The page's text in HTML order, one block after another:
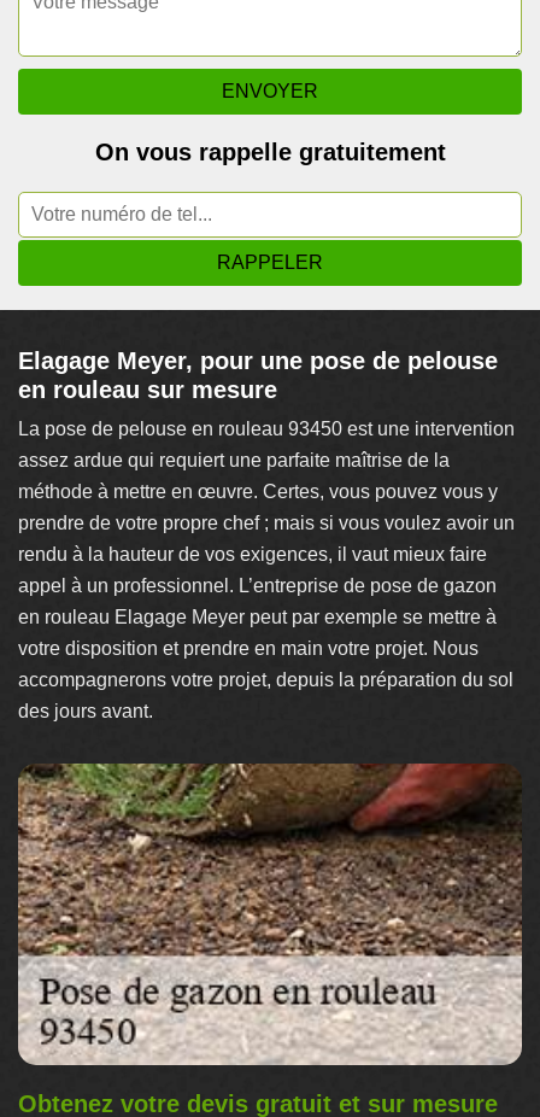
On vous rappelle gratuitement
Elagage Meyer, pour une pose de pelouse
en rouleau sur mesure
La pose de pelouse en rouleau 93450 est une intervention
assez ardue qui requiert une parfaite maîtrise de la
méthode à mettre en œuvre. Certes, vous pouvez vous y
prendre de votre propre chef ; mais si vous voulez avoir un
rendu à la hauteur de vos exigences, il vaut mieux faire
appel à un professionnel. L’entreprise de pose de gazon
en rouleau Elagage Meyer peut par exemple se mettre à
votre disposition et prendre en main votre projet. Nous
accompagnerons votre projet, depuis la préparation du sol
des jours avant.
Obtenez votre devis gratuit et sur mesure